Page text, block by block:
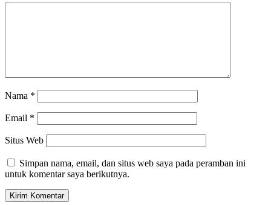
Nama *
Email *
Situs Web
Simpan nama, email, dan situs web saya pada peramban ini
untuk komentar saya berikutnya.